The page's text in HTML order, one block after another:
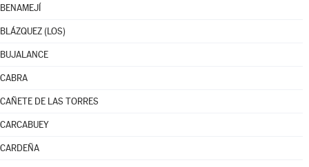
BENAMEJÍ
BLÁZQUEZ (LOS)
BUJALANCE
CABRA
CAÑETE DE LAS TORRES
CARCABUEY
CARDEÑA